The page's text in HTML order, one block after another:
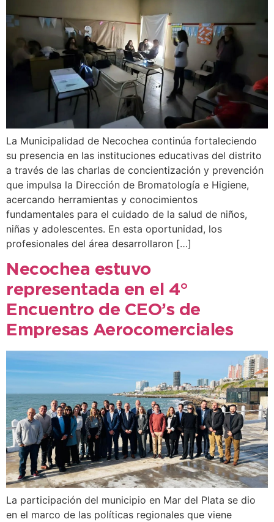
La Municipalidad de Necochea continúa fortaleciendo
su presencia en las instituciones educativas del distrito
a través de las charlas de concientización y prevención
que impulsa la Dirección de Bromatología e Higiene,
acercando herramientas y conocimientos
fundamentales para el cuidado de la salud de niños,
niñas y adolescentes. En esta oportunidad, los
profesionales del área desarrollaron […]
Necochea estuvo
representada en el 4°
Encuentro de CEO’s de
Empresas Aerocomerciales
La participación del municipio en Mar del Plata se dio
en el marco de las políticas regionales que viene